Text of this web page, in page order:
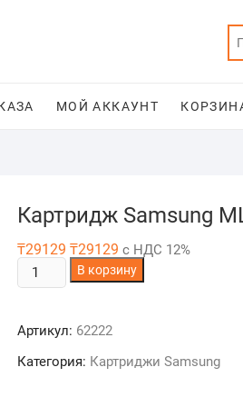
МОЙ АККАУНТ
Картридж Samsung
₸29129 ₸29129 с НДС 12%
Количество
товара
Samsung
MLT-
В корзину
Артикул: 62222
Категория: Картриджи Samsung